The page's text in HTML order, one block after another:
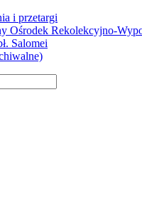
i przetargi
Ośrodek Rekolekcyjno-
Salomei